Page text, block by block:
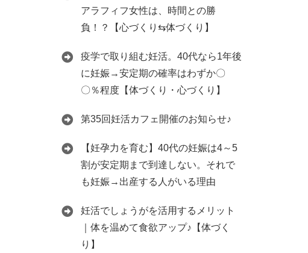
アラフィフ女性は、時間との勝
負！？【心づくり⇆体づくり】
疫学で取り組む妊活。40代なら1年後
に妊娠→安定期の確率はわずか〇
〇％程度【体づくり・心づくり】
第35回妊活カフェ開催のお知らせ♪
【妊孕力を育む】40代の妊娠は4～5
割が安定期まで到達しない。それで
も妊娠→出産する人がいる理由
妊活でしょうがを活用するメリット
｜体を温めて食欲アップ♪【体づく
り】